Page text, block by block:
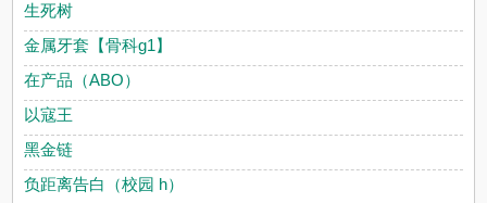
生死树
金属牙套【骨科g1】
在产品（ABO）
以寇王
黑金链
负距离告白（校园 h）